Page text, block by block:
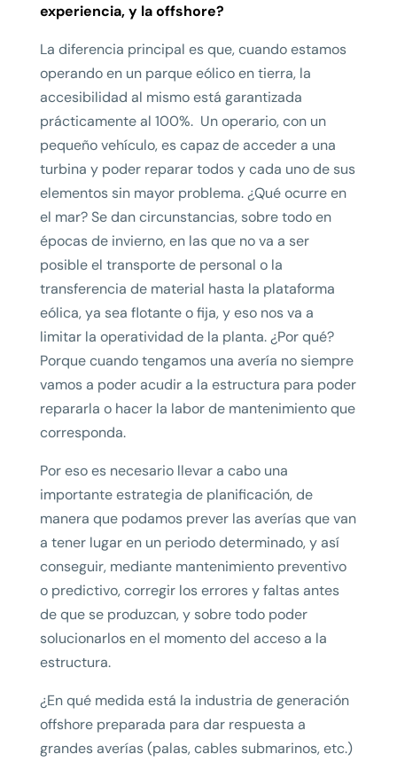
experiencia, y la offshore?
La diferencia principal es que, cuando estamos
operando en un parque eólico en tierra, la
accesibilidad al mismo está garantizada
prácticamente al 100%. Un operario, con un
pequeño vehículo, es capaz de acceder a una
turbina y poder reparar todos y cada uno de sus
elementos sin mayor problema. ¿Qué ocurre en
el mar? Se dan circunstancias, sobre todo en
épocas de invierno, en las que no va a ser
posible el transporte de personal o la
transferencia de material hasta la plataforma
eólica, ya sea flotante o fija, y eso nos va a
limitar la operatividad de la planta. ¿Por qué?
Porque cuando tengamos una avería no siempre
vamos a poder acudir a la estructura para poder
repararla o hacer la labor de mantenimiento que
corresponda.
Por eso es necesario llevar a cabo una
importante estrategia de planificación, de
manera que podamos prever las averías que van
a tener lugar en un periodo determinado, y así
conseguir, mediante mantenimiento preventivo
o predictivo, corregir los errores y faltas antes
de que se produzcan, y sobre todo poder
solucionarlos en el momento del acceso a la
estructura.
¿En qué medida está la industria de generación
offshore preparada para dar respuesta a
grandes averías (palas, cables submarinos, etc.)